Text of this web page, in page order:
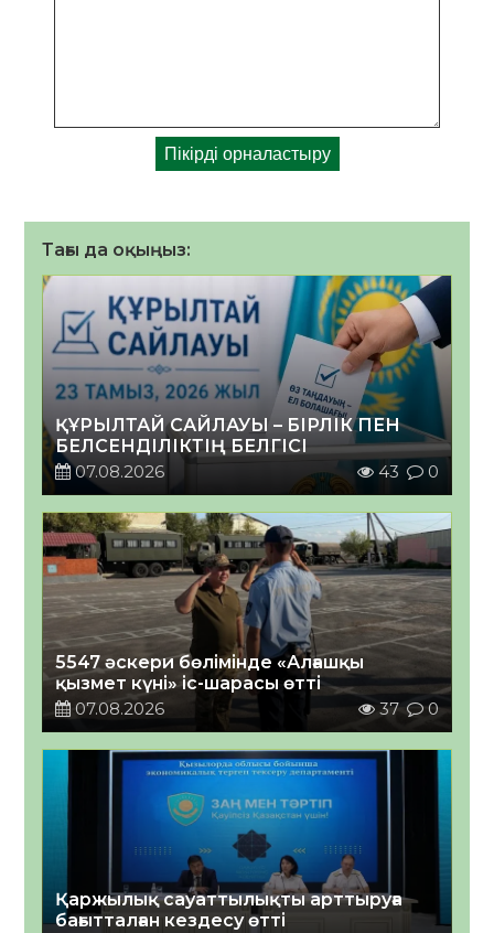
Тағы да оқыңыз:
ҚҰРЫЛТАЙ САЙЛАУЫ – БІРЛІК ПЕН
БЕЛСЕНДІЛІКТІҢ БЕЛГІСІ
07.08.2026
43 0
5547 әскери бөлімінде «Алғашқы
қызмет күні» іс-шарасы өтті
07.08.2026
37 0
Қаржылық сауаттылықты арттыруға
бағытталған кездесу өтті